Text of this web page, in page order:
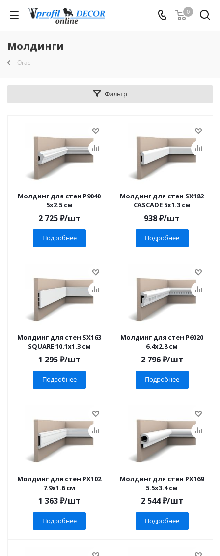
0
Молдинги
Orac
Фильтр
Молдинг для стен P9040
5x2.5 см
2 725₽/шт
Подробнее
Молдинг для стен SX182
CASCADE 5x1.3 см
938₽/шт
Подробнее
Молдинг для стен SX163
SQUARE 10.1x1.3 см
1 295₽/шт
Подробнее
Молдинг для стен P6020
6.4x2.8 см
2 796₽/шт
Подробнее
Молдинг для стен PX102
7.9x1.6 см
1 363₽/шт
Подробнее
Молдинг для стен PX169
5.5x3.4 см
2 544₽/шт
Подробнее